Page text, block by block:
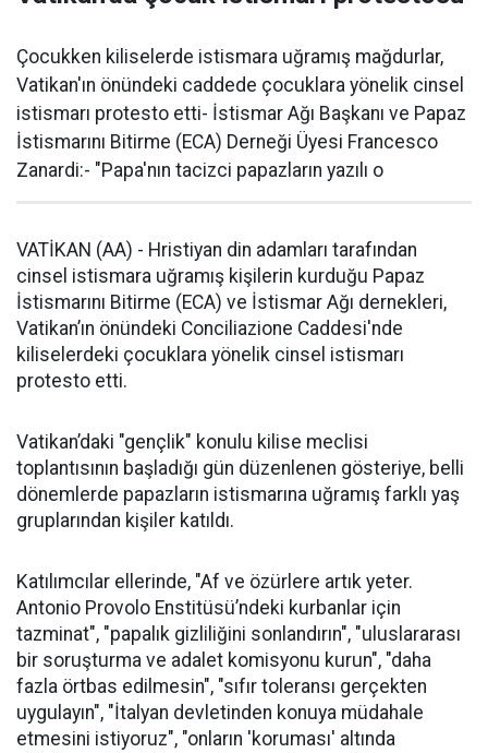
Çocukken kiliselerde istismara uğramış mağdurlar,
Vatikan'ın önündeki caddede çocuklara yönelik cinsel
istismarı protesto etti- İstismar Ağı Başkanı ve Papaz
İstismarını Bitirme (ECA) Derneği Üyesi Francesco
Zanardi:- "Papa'nın tacizci papazların yazılı o
VATİKAN (AA) - Hristiyan din adamları tarafından
cinsel istismara uğramış kişilerin kurduğu Papaz
İstismarını Bitirme (ECA) ve İstismar Ağı dernekleri,
Vatikan’ın önündeki Conciliazione Caddesi'nde
kiliselerdeki çocuklara yönelik cinsel istismarı
protesto etti.
Vatikan’daki "gençlik" konulu kilise meclisi
toplantısının başladığı gün düzenlenen gösteriye, belli
dönemlerde papazların istismarına uğramış farklı yaş
gruplarından kişiler katıldı.
Katılımcılar ellerinde, "Af ve özürlere artık yeter.
Antonio Provolo Enstitüsü’ndeki kurbanlar için
tazminat", "papalık gizliliğini sonlandırın", "uluslararası
bir soruşturma ve adalet komisyonu kurun", "daha
fazla örtbas edilmesin", "sıfır toleransı gerçekten
uygulayın", "İtalyan devletinden konuya müdahale
etmesini istiyoruz", "onların 'koruması' altında